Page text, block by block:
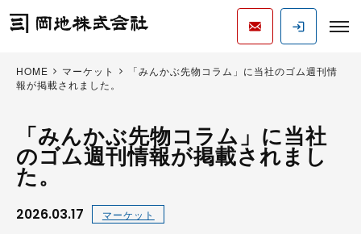
HOME マーケット
「みんかぶ先物コラム」に当社のゴム週刊情
報が掲載されました。
「みんかぶ先物コラム」に当社
のゴム週刊情報が掲載されまし
た。
2026.03.17 マーケット